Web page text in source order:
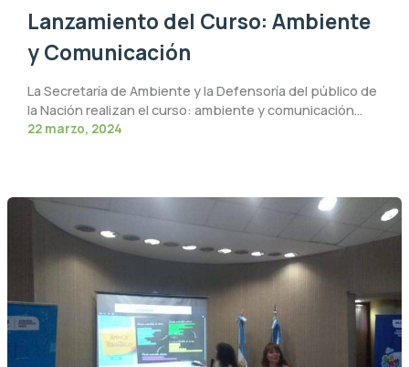
Lanzamiento del Curso: Ambiente
y Comunicación
La Secretaría de Ambiente y la Defensoría del público de
la Nación realizan el curso: ambiente y comunicación…
22 marzo, 2024